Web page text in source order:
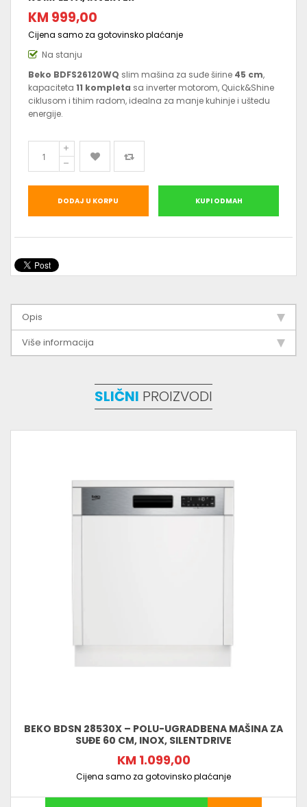
KM 999,00
Cijena samo za gotovinsko plaćanje
Na stanju
Beko BDFS26120WQ slim mašina za suđe širine 45 cm,
kapaciteta 11 kompleta sa inverter motorom, Quick&Shine
ciklusom i tihim radom, idealna za manje kuhinje i uštedu
energije.
DODAJ U KORPU KUPI ODMAH
Opis
Više informacija
SLIČNI PROIZVODI
BEKO BDSN 28530X – POLU-UGRADBENA MAŠINA ZA
SUĐE 60 CM, INOX, SILENTDRIVE
KM 1.099,00
Cijena samo za gotovinsko plaćanje